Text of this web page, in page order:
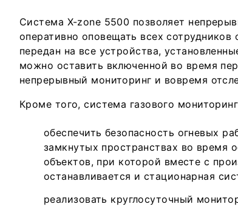
Система X-zone 5500 позволяет
оперативно оповещать всех сотрудников
передан на все устройства,
можно оставить включенной во время
непрерывный мониторинг и вовремя
Кроме того, система газового
обеспечить безопасность огневых
замкнутых пространствах во время
объектов, при которой вместе с
останавливается и стационарная
реализовать круглосуточный